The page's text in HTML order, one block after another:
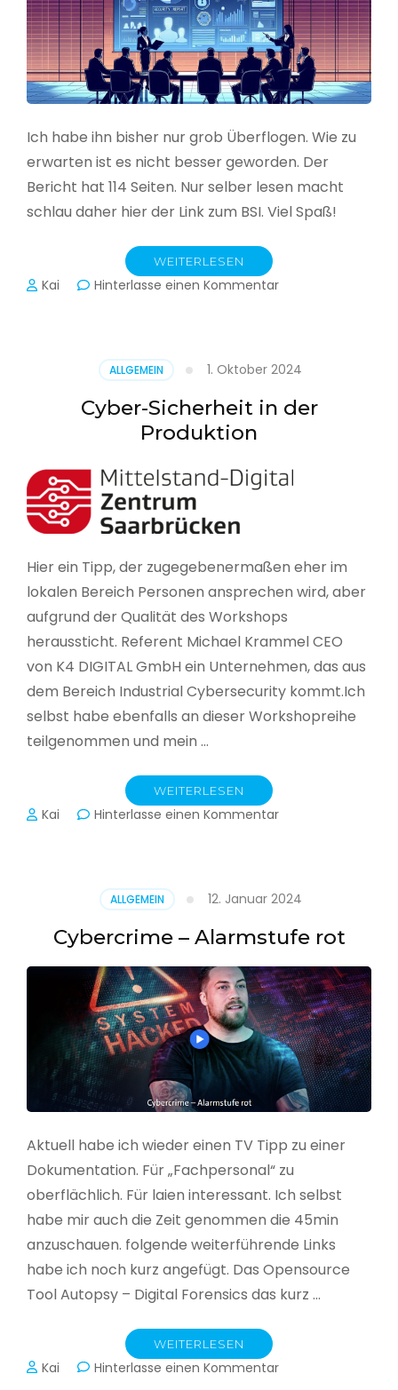
Ich habe ihn bisher nur grob Überflogen. Wie zu
erwarten ist es nicht besser geworden. Der
Bericht hat 114 Seiten. Nur selber lesen macht
schlau daher hier der Link zum BSI. Viel Spaß!
WEITERLESEN
Kai Hinterlasse einen Kommentarzu
seinen
Lagebericht
zur
in
Deutschland
ALLGEMEIN 1. Oktober 2024
Cyber-Sicherheit in der
Produktion
Hier ein Tipp, der zugegebenermaßen eher im
lokalen Bereich Personen ansprechen wird, aber
aufgrund der Qualität des Workshops
heraussticht. Referent Michael Krammel CEO
von K4 DIGITAL GmbH ein Unternehmen, das aus
dem Bereich Industrial Cybersecurity kommt.Ich
selbst habe ebenfalls an dieser Workshopreihe
teilgenommen und mein …
WEITERLESEN
Kai Hinterlasse einen Kommentarzu
Produktion
ALLGEMEIN 12. Januar 2024
Cybercrime – Alarmstufe rot
Aktuell habe ich wieder einen TV Tipp zu einer
Dokumentation. Für „Fachpersonal“ zu
oberflächlich. Für laien interessant. Ich selbst
habe mir auch die Zeit genommen die 45min
anzuschauen. folgende weiterführende Links
habe ich noch kurz angefügt. Das Opensource
Tool Autopsy – Digital Forensics das kurz …
WEITERLESEN
Kai Hinterlasse einen Kommentarzu